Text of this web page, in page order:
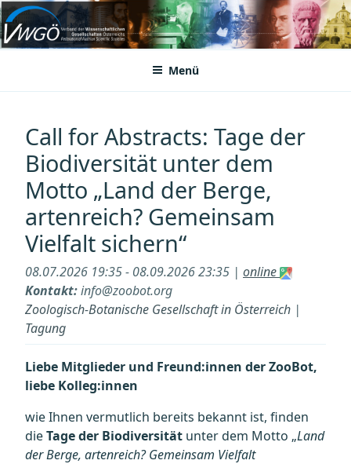
Zum
Inhalt
springenVWGÖ
Federation of Austrian Scientific Societies
Menü
Call for Abstracts: Tage der
Biodiversität unter dem
Motto „Land der Berge,
artenreich? Gemeinsam
Vielfalt sichern“
08.07.2026 19:35 - 08.09.2026 23:35 | online
Kontakt:info@zoobot.org
Zoologisch-Botanische Gesellschaft in Österreich |
Tagung
Liebe Mitglieder und Freund:innen der ZooBot,
liebe Kolleg:innen
wie Ihnen vermutlich bereits bekannt ist, finden
dieTage der Biodiversität unter dem Motto „Land
der Berge, artenreich? Gemeinsam Vielfalt